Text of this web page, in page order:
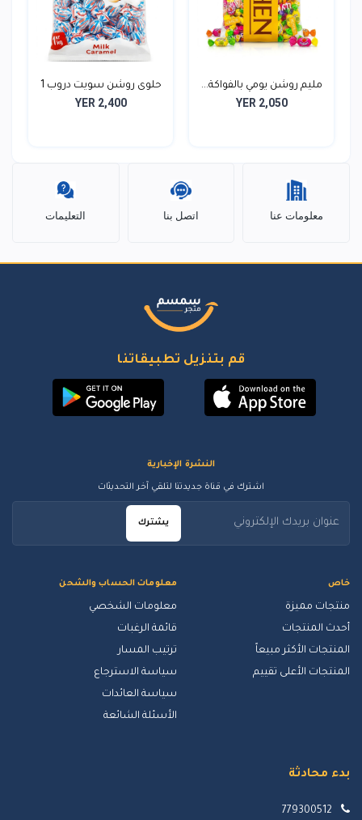
مليم روشن يومي بالفواكة...
YER 2,050
حلوى روشن سويت دروب 1
ك...
YER 2,400
معلومات عنا اتصل بنا التعليمات
قم بتنزيل تطبيقاتنا
خاص
منتجات مميزة
أحدث المنتجات
المنتجات الأكثر مبيعاً
المنتجات الأعلى تقييم
معلومات الحساب والشحن
معلومات الشخصي
قائمة الرغبات
ترتيب المسار
سياسة الاسترجاع
سياسة العائدات
الأسئلة الشائعة
النشرة الإخبارية
اشترك في قناة جديدتنا لتلقي آخر التحديثات
يشترك
بدء محادثة
779300512